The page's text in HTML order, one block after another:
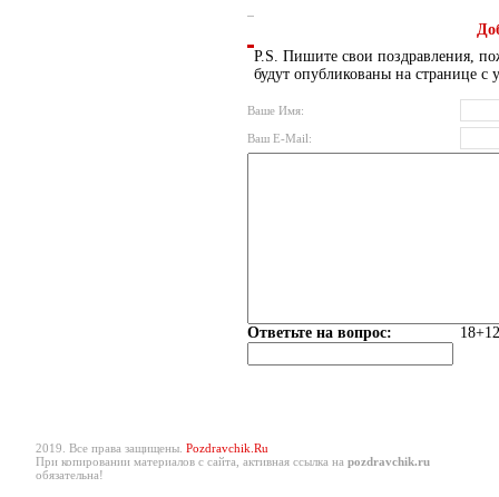
P.S. Пишите свои поздравления,
будут опубликованы на странице с
Ваше Имя:
Ваш E-Mail:
Ответьте на вопрос:
2019. Все права защищены. Pozdravchik.Ru
При копировании материалов с сайта, активная ссылка на pozdravchik.ru
обязательна!